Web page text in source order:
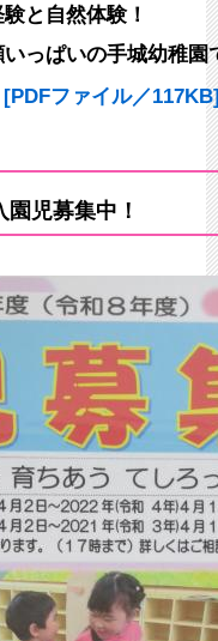
験と自然体験！
っぱいの手城幼稚園
ファイル／
児募集中！